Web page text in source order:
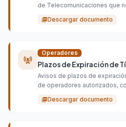
de Telecomunicaciones que
correspondientes al
picture_as_pdfDescargar documento
cell_tower
Operadores
Plazos de Expiración de
Avisos de plazos de
de operadores autorizados,
picture_as_pdfDescargar documento